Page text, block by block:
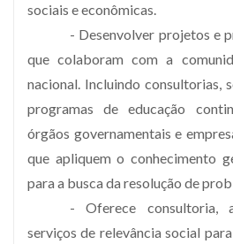
sociais e econômicas.
- Desenvolver projetos e
que colaboram com a
nacional. Incluindo consultorias,
programas de educação
órgãos governamentais e
que apliquem o conhecimento
para a busca da resolução de
- Oferece consultoria,
serviços de relevância social